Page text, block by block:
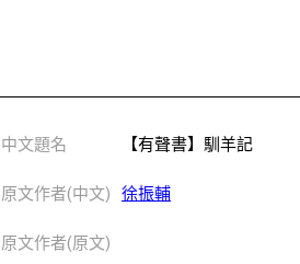
中文題名 【有聲書】馴羊記
原文作者(中文) 徐振輔
原文作者(原文)